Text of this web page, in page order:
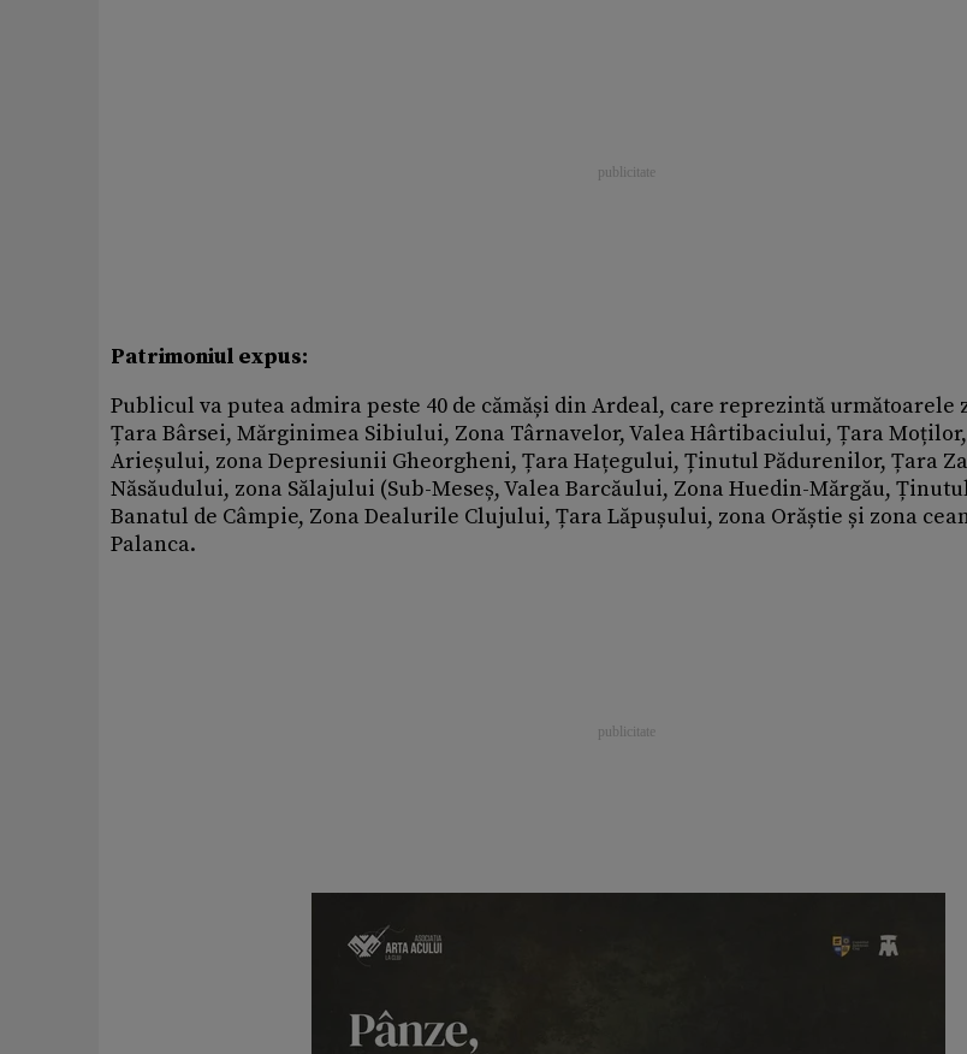
Patrimoniul expus:
Publicul va putea admira peste 40 de cămăși din Ardeal, care reprezintă următoarele
Țara Bârsei, Mărginimea Sibiului, Zona Târnavelor, Valea Hârtibaciului, Țara
Arieșului, zona Depresiunii Gheorgheni, Țara Hațegului, Ținutul Pădurenilor, Țara
Năsăudului, zona Sălajului (Sub-Meseș, Valea Barcăului, Zona Huedin-Mărgău,
Banatul de Câmpie, Zona Dealurile Clujului, Țara Lăpușului, zona Orăștie și zona
Palanca.